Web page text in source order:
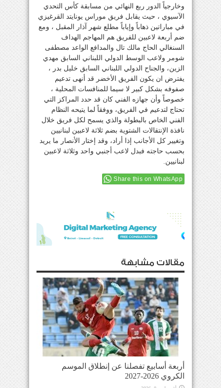
وخارجياً الدور ربع النهائي من مسابقة كأس التحدي
الآسيوي ، حيث يقابل فريق موراس يونايتد القرغيزي
في مباراتين ذهاباً وإياباً مطلع شهر آذار المقبل ، ومع
ضم أربعة لاعبين للفريق هم المهاجم الهداف
السنغالي الحاج مالك تال والمدافع الواعد مصطفى
شومر ولاعب الوسط الدولي اللبناني السابق مهدي
الزين، والجناح الدولي اللبناني السابق خليل بدر ،
يفترض ان يكون الفريق الأخضر قد أنهى تدعيم
صفوفه بشكل كبير لا سيما للمنافسات المحلية ،
خصوصاً وأن جهازه الفني كان قد حدد المراكز التي
تحتاج لتدعيم في الفريق، ووفقاً لما يتيحه النظام
الفني الخاص بالبطولة والذي يسمح لكل فريق خلال
نافذة الإنتقالات الشتوية بضم ثلاثة لاعبين لبنانيين
وتغيير كل الأجانب إذا أراد، وقد إختار الأنصار ما يريد
بحسب حاجته فبدل لاعب أجنبي واحد وثلاثة لاعبين
لبنانيين.
Share this on WhatsApp
مقالات مشابهة
أربعة أسابيع تفصلنا عن إنطلاق الموسم
الكروي 2026-2027